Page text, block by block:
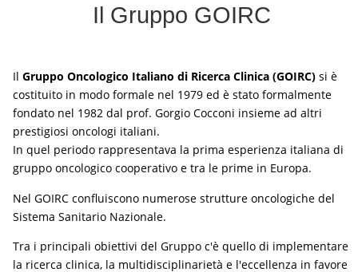
Il Gruppo GOIRC
Il Gruppo Oncologico Italiano di Ricerca Clinica (GOIRC) si è
costituito in modo formale nel 1979 ed è stato formalmente
fondato nel 1982 dal prof. Gorgio Cocconi insieme ad altri
prestigiosi oncologi italiani.
In quel periodo rappresentava la prima esperienza italiana di
gruppo oncologico cooperativo e tra le prime in Europa.
Nel GOIRC confluiscono numerose strutture oncologiche del
Sistema Sanitario Nazionale.
Tra i principali obiettivi del Gruppo c'è quello di implementare
la ricerca clinica, la multidisciplinarietà e l'eccellenza in favore